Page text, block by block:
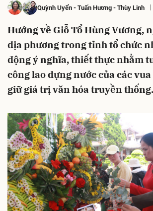
Quỳnh Uyển-Tuấn Hương-Thùy Linh
Hướng về Giỗ Tổ Hùng Vương,
địa phương trong tỉnh tổ chức
động ý nghĩa, thiết thực nhằm
công lao dựng nước của các
giữ giá trị văn hóa truyền thống.